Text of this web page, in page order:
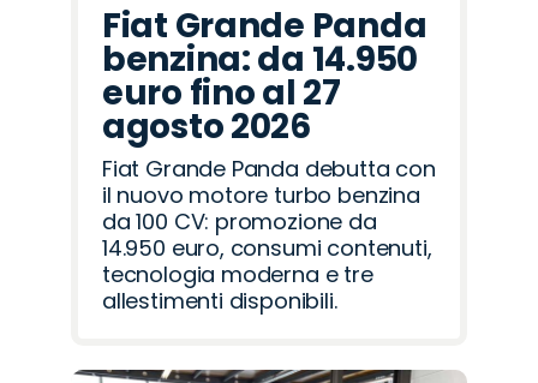
Fiat Grande Panda
benzina: da 14.950
euro fino al 27
agosto 2026
Fiat Grande Panda debutta con
il nuovo motore turbo benzina
da 100 CV: promozione da
14.950 euro, consumi contenuti,
tecnologia moderna e tre
allestimenti disponibili.